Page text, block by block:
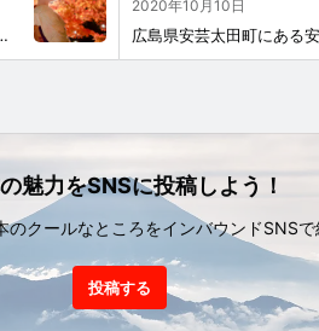
イトアップが行われます。
2020年10月10日
魅力をSNSに投稿しよう！
のクールなところをインバウンドSNS
投稿する